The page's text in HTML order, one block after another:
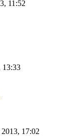
11:52
13:33
17:02